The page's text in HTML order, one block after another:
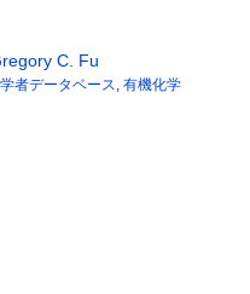
C. Fu
者データベース 有機化学